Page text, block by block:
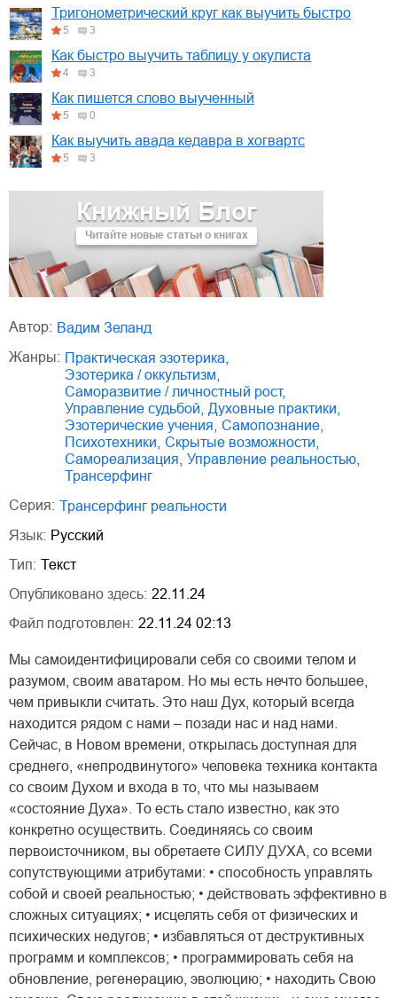
Книжный Блог
Читайте новые статьи о книгах
Тригонометрический круг как выучить быстро
5 3
Как быстро выучить таблицу у окулиста
4 3
Как пишется слово выученный
5 0
Как выучить авада кедавра в хогвартс
5 3
Автор:
Вадим Зеланд
Жанры:
практическая эзотерика
эзотерика / оккультизм
саморазвитие / личностный рост,
управление судьбой
духовные практики
эзотерические учения
самопознание
психотехники
скрытые возможности
самореализация
управление реальностью
трансерфинг
Серия:
Трансерфинг реальности
Язык: Русский
Тип: Текст
Опубликовано здесь: 22.11.24
Файл подготовлен: 22.11.24 02:13
Мы самоидентифицировали себя со своими телом и
разумом, своим аватаром. Но мы есть нечто большее,
чем привыкли считать. Это наш Дух, который всегда
находится рядом с нами – позади нас и над нами.
Сейчас, в Новом времени, открылась доступная для
среднего, «непродвинутого» человека техника контакта
со своим Духом и входа в то, что мы называем
«состояние Духа». То есть стало известно, как это
конкретно осуществить. Соединяясь со своим
первоисточником, вы обретаете СИЛУ ДУХА, со всеми
сопутствующими атрибутами: • способность управлять
собой и своей реальностью; • действовать эффективно в
сложных ситуациях; • исцелять себя от физических и
психических недугов; • избавляться от деструктивных
программ и комплексов; • программировать себя на
обновление, регенерацию, эволюцию; • находить Свою